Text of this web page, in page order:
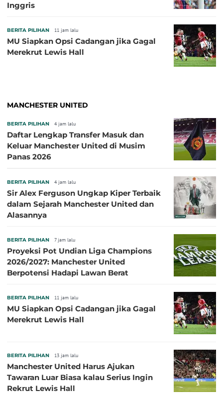
Inggris
BERITA PILIHAN 11 jam lalu
MU Siapkan Opsi Cadangan jika Gagal
Merekrut Lewis Hall
MANCHESTER UNITED
BERITA PILIHAN 4 jam lalu
Daftar Lengkap Transfer Masuk dan
Keluar Manchester United di Musim
Panas 2026
BERITA PILIHAN 4 jam lalu
Sir Alex Ferguson Ungkap Kiper Terbaik
dalam Sejarah Manchester United dan
Alasannya
BERITA PILIHAN 7 jam lalu
Proyeksi Pot Undian Liga Champions
2026/2027: Manchester United
Berpotensi Hadapi Lawan Berat
BERITA PILIHAN 11 jam lalu
MU Siapkan Opsi Cadangan jika Gagal
Merekrut Lewis Hall
BERITA PILIHAN 13 jam lalu
Manchester United Harus Ajukan
Tawaran Luar Biasa kalau Serius Ingin
Rekrut Lewis Hall